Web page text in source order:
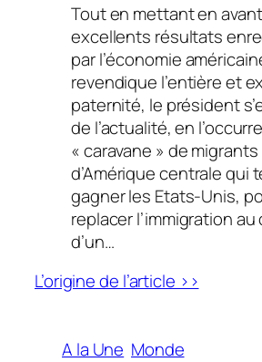
Tout en mettant en
excellents résultats
par l’économie
revendique l’entière et
paternité, le président
de l’actualité, en
« caravane » de migrants
d’Amérique centrale qui
gagner les Etats-Unis,
replacer l’immigration
d’un…
L’origine de l’article >>
A la Une Monde